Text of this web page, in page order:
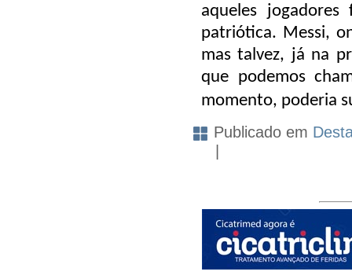
aqueles
patriótica. Messi,
mas talvez, já na
que podemos
momento, poderia
Publicado em